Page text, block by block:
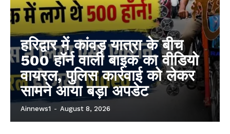
हरिद्वार में कांवड़ यात्रा के बीच
500 हॉर्न वाली बाइक का वीडियो
वायरल, पुलिस कार्रवाई को लेकर
सामने आया बड़ा अपडेट
Ainnews1 - August 8, 2026